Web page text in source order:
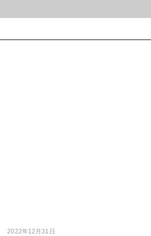
2022年12月31日